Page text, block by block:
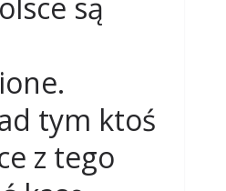
tym ktoś
z tego